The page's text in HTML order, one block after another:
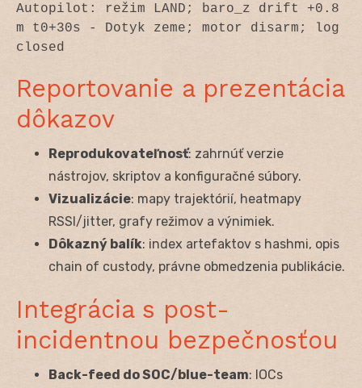
Autopilot: režim LAND; baro_z drift +0.8
m t0+30s - Dotyk zeme; motor disarm; log
closed
Reportovanie a prezentácia
dôkazov
Reprodukovateľnosť: zahrnúť verzie
nástrojov, skriptov a konfiguračné súbory.
Vizualizácie: mapy trajektórií, heatmapy
RSSI/jitter, grafy režimov a výnimiek.
Dôkazný balík: index artefaktov s hashmi, opis
chain of custody, právne obmedzenia publikácie.
Integrácia s post-
incidentnou bezpečnosťou
Back-feed do SOC/blue-team: IOCs